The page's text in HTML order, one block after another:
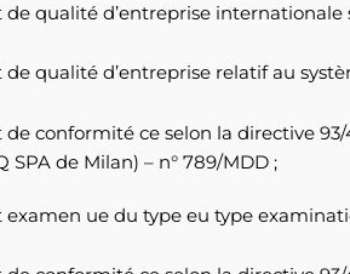
qualité d’entreprise internationale
qualité d’entreprise relatif au
conformité ce selon la directive
SPA de Milan) – n° 789/MDD ;
ue du type eu type